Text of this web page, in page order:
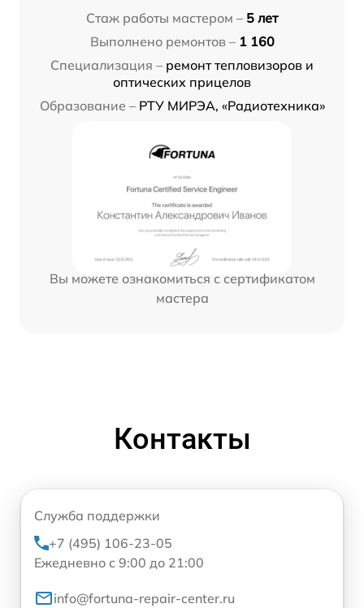
Стаж работы мастером – 5 лет
Выполнено ремонтов – 1 160
Специализация – ремонт тепловизоров и
оптических прицелов
Образование – РТУ МИРЭА, «Радиотехника»
Вы можете ознакомиться с сертификатом
мастера
Контакты
Служба поддержки
+7 (495) 106-23-05
Ежедневно с 9:00 до 21:00
info@fortuna-repair-center.ru